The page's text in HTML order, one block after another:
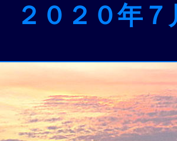
２０２０年７